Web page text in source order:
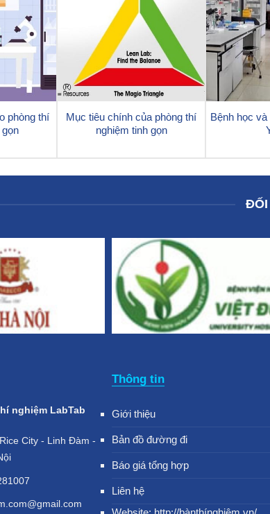
phòng thí
gọn
Mục tiêu chính của phòng thí
nghiệm tinh gọn
Bệnh học
ĐỐI
nghiệm LabTab
City - Linh Đàm -
Thông tin
Giới thiệu
Bản đồ đường đi
Báo giá tổng hợp
Liên hệ